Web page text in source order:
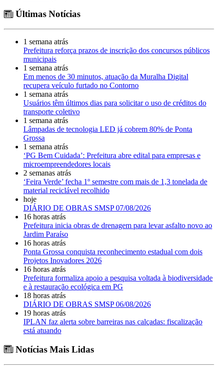
Últimas Notícias
1 semana atrás
Prefeitura reforça prazos de inscrição dos concursos públicos
municipais
1 semana atrás
Em menos de 30 minutos, atuação da Muralha Digital
recupera veículo furtado no Contorno
1 semana atrás
Usuários têm últimos dias para solicitar o uso de créditos do
transporte coletivo
1 semana atrás
Lâmpadas de tecnologia LED já cobrem 80% de Ponta
Grossa
1 semana atrás
‘PG Bem Cuidada’: Prefeitura abre edital para empresas e
microempreendedores locais
2 semanas atrás
‘Feira Verde’ fecha 1º semestre com mais de 1,3 tonelada de
material reciclável recolhido
hoje
DIÁRIO DE OBRAS SMSP 07/08/2026
16 horas atrás
Prefeitura inicia obras de drenagem para levar asfalto novo ao
Jardim Paraíso
16 horas atrás
Ponta Grossa conquista reconhecimento estadual com dois
Projetos Inovadores 2026
16 horas atrás
Prefeitura formaliza apoio a pesquisa voltada à biodiversidade
e à restauração ecológica em PG
18 horas atrás
DIÁRIO DE OBRAS SMSP 06/08/2026
19 horas atrás
IPLAN faz alerta sobre barreiras nas calçadas: fiscalização
está atuando
Notícias Mais Lidas